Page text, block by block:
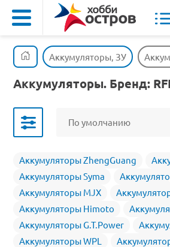
Аккумуляторы, ЗУ
Аккумуляторы. Бренд: RFI
По умолчанию
Аккумуляторы ZhengGuang
Аккумуляторы Syma
Аккумуляторы MJX
Аккумуляторы Himoto
Аккумуляторы G.T.Power
Аккумуляторы WPL